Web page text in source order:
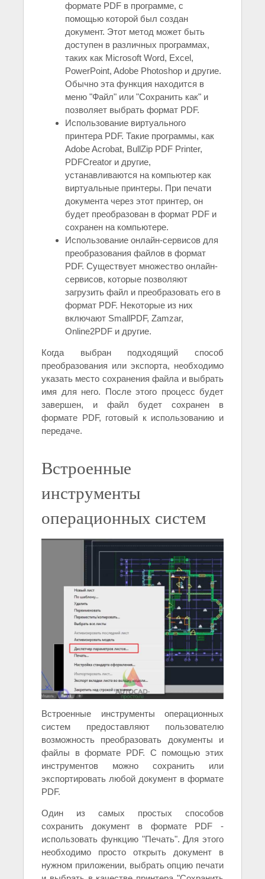
формате PDF в программе, с
помощью которой был создан
документ. Этот метод может быть
доступен в различных программах,
таких как Microsoft Word, Excel,
PowerPoint, Adobe Photoshop и другие.
Обычно эта функция находится в
меню "Файл" или "Сохранить как" и
позволяет выбрать формат PDF.
Использование виртуального
принтера PDF. Такие программы, как
Adobe Acrobat, BullZip PDF Printer,
PDFCreator и другие,
устанавливаются на компьютер как
виртуальные принтеры. При печати
документа через этот принтер, он
будет преобразован в формат PDF и
сохранен на компьютере.
Использование онлайн-сервисов для
преобразования файлов в формат
PDF. Существует множество онлайн-
сервисов, которые позволяют
загрузить файл и преобразовать его в
формат PDF. Некоторые из них
включают SmallPDF, Zamzar,
Online2PDF и другие.
Когда выбран подходящий способ
преобразования или экспорта, необходимо
указать место сохранения файла и выбрать
имя для него. После этого процесс будет
завершен, и файл будет сохранен в
формате PDF, готовый к использованию и
передаче.
Встроенные
инструменты
операционных систем
Встроенные инструменты операционных
систем предоставляют пользователю
возможность преобразовать документы и
файлы в формате PDF. С помощью этих
инструментов можно сохранить или
экспортировать любой документ в формате
PDF.
Один из самых простых способов
сохранить документ в формате PDF -
использовать функцию "Печать". Для этого
необходимо просто открыть документ в
нужном приложении, выбрать опцию печати